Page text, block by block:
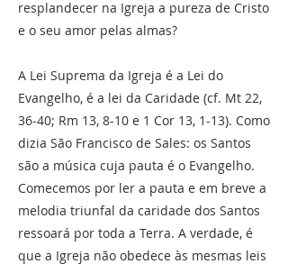
resplandecer na Igreja a pureza de Cristo
e o seu amor pelas almas?
A Lei Suprema da Igreja é a Lei do
Evangelho, é a lei da Caridade (cf. Mt 22,
36-40; Rm 13, 8-10 e 1 Cor 13, 1-13). Como
dizia São Francisco de Sales: os Santos
são a música cuja pauta é o Evangelho.
Comecemos por ler a pauta e em breve a
melodia triunfal da caridade dos Santos
ressoará por toda a Terra. A verdade, é
que a Igreja não obedece às mesmas leis